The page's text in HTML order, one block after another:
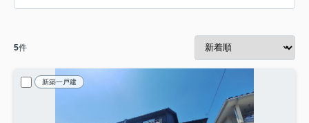
5件
新築一戸建